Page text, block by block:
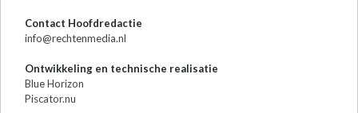
Contact Hoofdredactie
info@rechtenmedia.nl
Ontwikkeling en technische realisatie
Blue Horizon
Piscator.nu